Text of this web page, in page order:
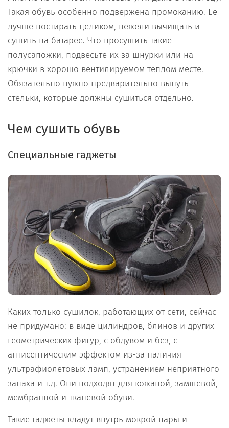
Такая обувь особенно подвержена промоканию. Ее
лучше постирать целиком, нежели вычищать и
сушить на батарее. Что просушить такие
полусапожки, подвесьте их за шнурки или на
крючки в хорошо вентилируемом теплом месте.
Обязательно нужно предварительно вынуть
стельки, которые должны сушиться отдельно.
Чем сушить обувь
Специальные гаджеты
Каких только сушилок, работающих от сети, сейчас
не придумано: в виде цилиндров, блинов и других
геометрических фигур, с обдувом и без, с
антисептическим эффектом из-за наличия
ультрафиолетовых ламп, устранением неприятного
запаха и т.д. Они подходят для кожаной, замшевой,
мембранной и тканевой обуви.
Такие гаджеты кладут внутрь мокрой пары и